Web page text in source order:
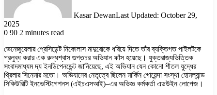
Kasar DewanLast Updated: October 29,
2025
0 90 2 minutes read
ভেনেজুয়েলার প্রেসিডেন্ট নিকোলাস মাদুরোকে ধরিয়ে দিতে তাঁর ব্যক্তিগত পাইলটকে
প্রলুব্ধ করার এক রুদ্ধশ্বাস গুপ্তচর অভিযান ফাঁস হয়েছে। যুক্তরাজ্যভিত্তিক
সংবাদমাধ্যম দ্য ইনডিপেনডেন্ট জানিয়েছে, এই অভিযান যেন কোনো শীতল যুদ্ধের
থ্রিলার সিনেমার মতো। অভিযানের নেতৃত্বে ছিলেন মার্কিন গোয়েন্দা সংস্থা হোমল্যান্ড
সিকিউরিটি ইনভেস্টিগেশনস (এইচএসআই)–এর অভিজ্ঞ কর্মকর্তা এডউইন লোপেজ।